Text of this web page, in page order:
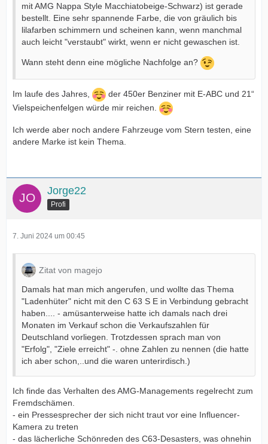
mit AMG Nappa Style Macchiatobeige-Schwarz) ist gerade
bestellt. Eine sehr spannende Farbe, die von gräulich bis
lilafarben schimmern und scheinen kann, wenn manchmal
auch leicht "verstaubt" wirkt, wenn er nicht gewaschen ist.
Wann steht denn eine mögliche Nachfolge an?
Im laufe des Jahres,
der 450er Benziner mit E-ABC und 21“
Vielspeichenfelgen würde mir reichen.
Ich werde aber noch andere Fahrzeuge vom Stern testen, eine
andere Marke ist kein Thema.
Jorge22
Profi
7. Juni 2024 um 00:45
Zitat von magejo
Damals hat man mich angerufen, und wollte das Thema
"Ladenhüter" nicht mit den C 63 S E in Verbindung gebracht
haben.... - amüsanterweise hatte ich damals nach drei
Monaten im Verkauf schon die Verkaufszahlen für
Deutschland vorliegen. Trotzdessen sprach man von
"Erfolg", "Ziele erreicht" -. ohne Zahlen zu nennen (die hatte
ich aber schon,..und die waren unterirdisch.)
Ich finde das Verhalten des AMG-Managements regelrecht zum
Fremdschämen.
- ein Pressesprecher der sich nicht traut vor eine Influencer-
Kamera zu treten
- das lächerliche Schönreden des C63-Desasters, was ohnehin